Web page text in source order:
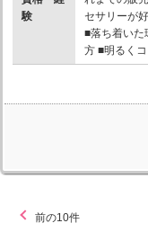
験
セサリーが
■落ち着いた
方 ■明るく
前の10件